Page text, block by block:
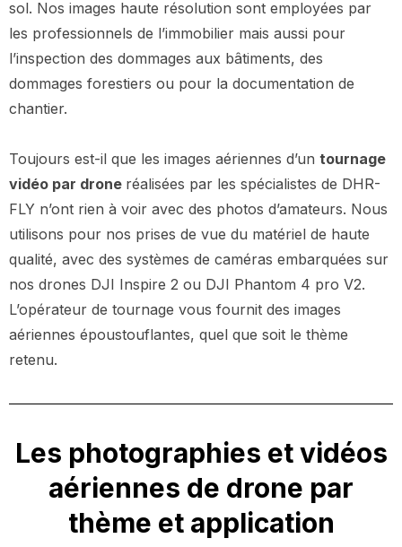
sol. Nos images haute résolution sont employées par
les professionnels de l’immobilier mais aussi pour
l’inspection des dommages aux bâtiments, des
dommages forestiers ou pour la documentation de
chantier.
Toujours est-il que les images aériennes d’un tournage
vidéo par drone réalisées par les spécialistes de DHR-
FLY n’ont rien à voir avec des photos d’amateurs. Nous
utilisons pour nos prises de vue du matériel de haute
qualité, avec des systèmes de caméras embarquées sur
nos drones DJI Inspire 2 ou DJI Phantom 4 pro V2.
L’opérateur de tournage vous fournit des images
aériennes époustouflantes, quel que soit le thème
retenu.
Les photographies et vidéos
aériennes de drone par
thème et application